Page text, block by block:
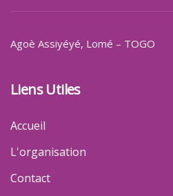
Agoè Assiyéyé, Lomé – TOGO
Liens Utiles
Accueil
L'organisation
Contact